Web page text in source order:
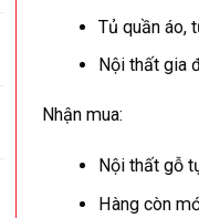
Tủ quần áo,
Nội thất gia
Nhận mua:
Nội thất gỗ
Hàng còn